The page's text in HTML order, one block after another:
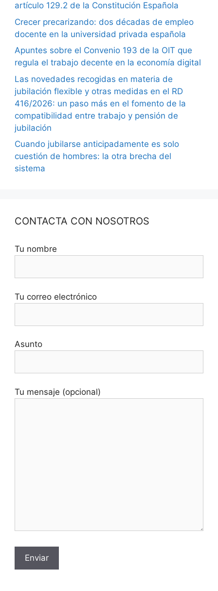
artículo 129.2 de la Constitución Española
Crecer precarizando: dos décadas de empleo
docente en la universidad privada española
Apuntes sobre el Convenio 193 de la OIT que
regula el trabajo decente en la economía digital
Las novedades recogidas en materia de
jubilación flexible y otras medidas en el RD
416/2026: un paso más en el fomento de la
compatibilidad entre trabajo y pensión de
jubilación
Cuando jubilarse anticipadamente es solo
cuestión de hombres: la otra brecha del
sistema
CONTACTA CON NOSOTROS
Tu nombre
Tu correo electrónico
Asunto
Tu mensaje (opcional)